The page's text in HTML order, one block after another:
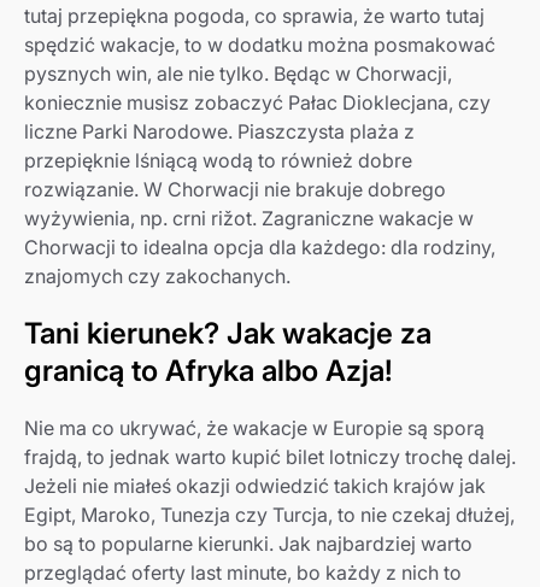
tutaj przepiękna pogoda, co sprawia, że warto tutaj
spędzić wakacje, to w dodatku można posmakować
pysznych win, ale nie tylko. Będąc w Chorwacji,
koniecznie musisz zobaczyć Pałac Dioklecjana, czy
liczne Parki Narodowe. Piaszczysta plaża z
przepięknie lśniącą wodą to również dobre
rozwiązanie. W Chorwacji nie brakuje dobrego
wyżywienia, np. crni rižot. Zagraniczne wakacje w
Chorwacji to idealna opcja dla każdego: dla rodziny,
znajomych czy zakochanych.
Tani kierunek? Jak wakacje za
granicą to Afryka albo Azja!
Nie ma co ukrywać, że wakacje w Europie są sporą
frajdą, to jednak warto kupić bilet lotniczy trochę dalej.
Jeżeli nie miałeś okazji odwiedzić takich krajów jak
Egipt, Maroko, Tunezja czy Turcja, to nie czekaj dłużej,
bo są to popularne kierunki. Jak najbardziej warto
przeglądać oferty last minute, bo każdy z nich to